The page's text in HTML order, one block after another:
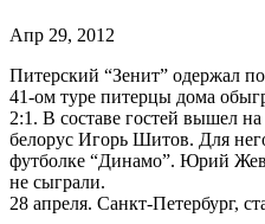
Апр 29, 2012
Питерский “Зенит” одержал
41-ом туре питерцы дома
2:1. В составе гостей вышел
белорус Игорь Шитов. Для
футболке “Динамо”. Юрий
не сыграли.
28 апреля. Санкт-Петербург,